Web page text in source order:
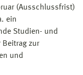
(Ausschlussfrist)
ein
Studien- und
zur
und